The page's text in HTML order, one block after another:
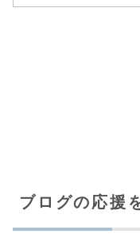
ブログの応援